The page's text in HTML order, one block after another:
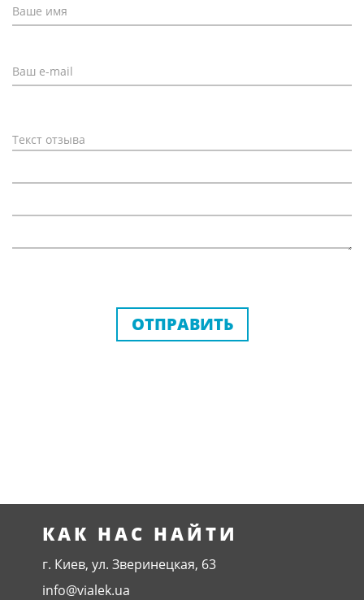
ОТПРАВИТЬ
КАК НАС НАЙТИ
г. Киев, ул. Зверинецкая, 63
info@vialek.ua